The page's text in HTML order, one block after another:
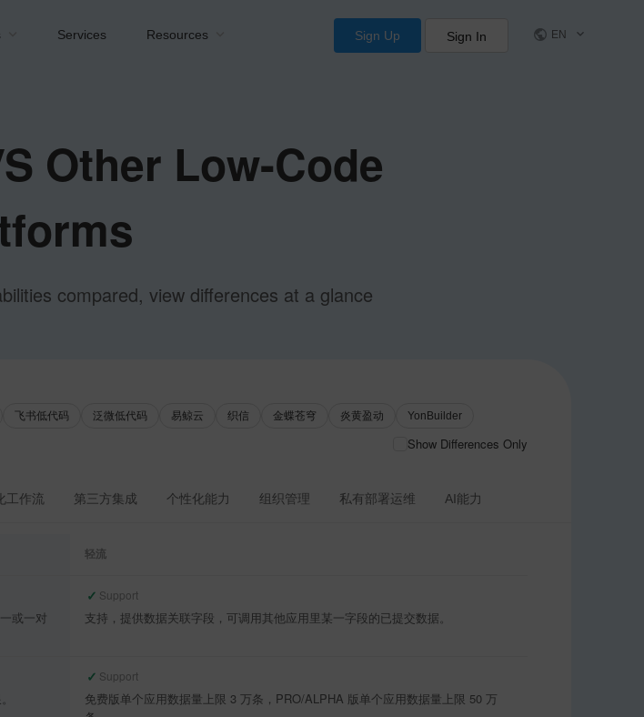
Services Resources Sign Up Sign In EN
Other Low-Code
compared, view differences at a glance
飞书低代码 泛微低代码 易鲸云 织信 金蝶苍穹 炎黄盈动 YonBuilder
Show Differences Only
工作流 第三方集成 个性化能力 组织管理 私有部署运维 AI能力
轻流
或一对
✓ Support
支持，提供数据关联字段，可调用其他应用里某一字段的已提交数据。
✓ Support
免费版单个应用数据量上限 3 万条，PRO/ALPHA 版单个应用数据量上限 50 万